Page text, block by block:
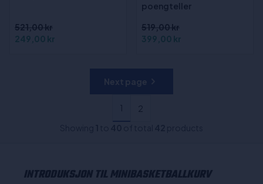
521,00 kr
249,00 kr
poengteller
519,00 kr
399,00 kr
1
2
INTRODUKSJON TIL MINIBASKETBALLKURV